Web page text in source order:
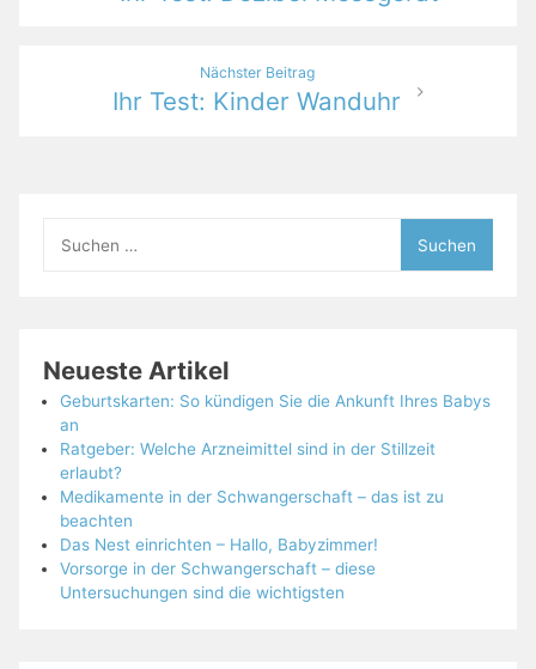
Nächster Beitrag
Ihr Test: Kinder Wanduhr
nach:
Neueste Artikel
Geburtskarten: So kündigen Sie die Ankunft Ihres Babys
an
Ratgeber: Welche Arzneimittel sind in der Stillzeit
erlaubt?
Medikamente in der Schwangerschaft – das ist zu
beachten
Das Nest einrichten – Hallo, Babyzimmer!
Vorsorge in der Schwangerschaft – diese
Untersuchungen sind die wichtigsten